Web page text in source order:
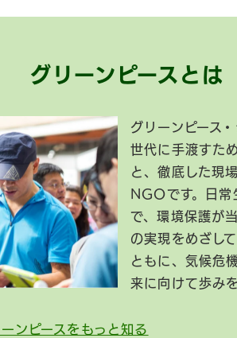
グリーンピースとは
グリーンピース
世代に手渡すた
と、徹底した現
NGOです。日常
で、環境保護が
の実現をめざし
ともに、気候危
来に向けて歩み
ンピースをもっと知る